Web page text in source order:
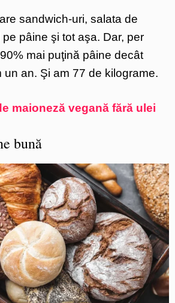
sandwich-uri, salata de
pâine şi tot aşa. Dar, per
mai puţină pâine decât
an. Şi am 77 de kilograme.
maioneză vegană fără ulei
bună